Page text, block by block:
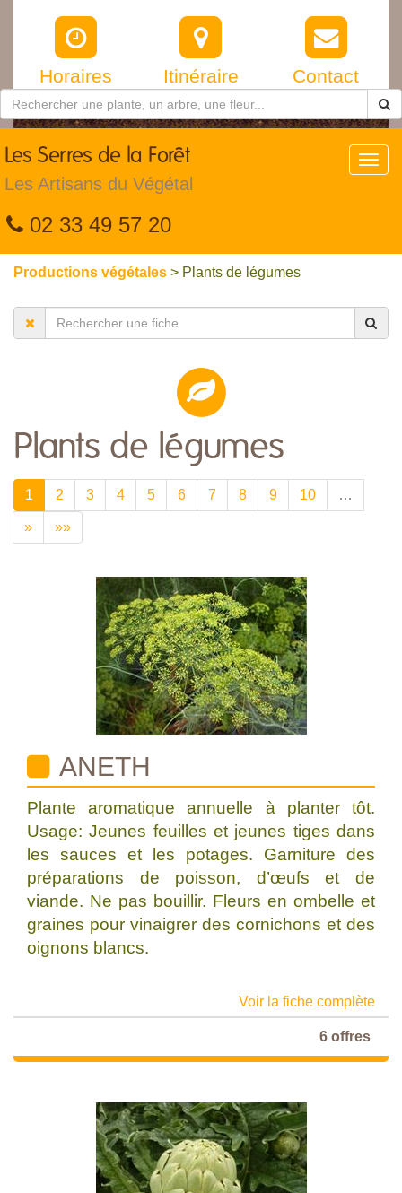
Horaires Itinéraire Contact
Les Serres de la Forêt
Les Artisans du Végétal
02 33 49 57 20
Productions végétales > Plants de légumes
Plants de légumes
1 2 3 4 5 6 7 8 9 10 …
» »»
ANETH
Plante aromatique annuelle à planter tôt.
Usage: Jeunes feuilles et jeunes tiges dans
les sauces et les potages. Garniture des
préparations de poisson, d’œufs et de
viande. Ne pas bouillir. Fleurs en ombelle et
graines pour vinaigrer des cornichons et des
oignons blancs.
Voir la fiche complète
6 offres